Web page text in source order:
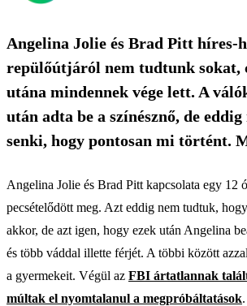
Angelina Jolie és Brad Pitt híres-
repülőútjáról nem tudtunk sokat,
utána mindennek vége lett. A
után adta be a színésznő, de
senki, hogy pontosan mi történt.
Angelina Jolie és Brad Pitt kapcsolata egy 12
pecsételődött meg. Azt eddig nem tudtuk,
akkor, de azt igen, hogy ezek után Angelina
és több váddal illette férjét. A többi között
a gyermekeit. Végül az FBI ártatlannak
múltak el nyomtalanul a megpróbáltatások.